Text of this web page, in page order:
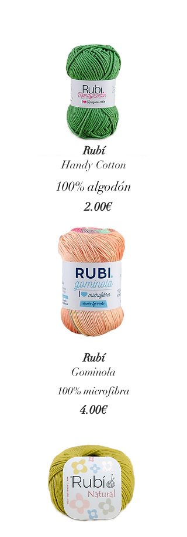
Rubí
Handy Cotton
100% algodón
2.00€
Rubí
Gominola
100% microfibra
4.00€